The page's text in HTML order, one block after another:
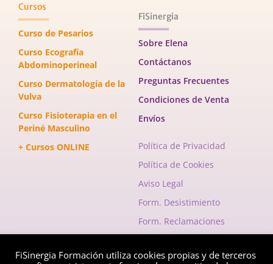
Cursos
Curso de Pesarios
Curso Ecografía
Abdominoperineal
Curso Dermatología de la
Vulva
Curso Fisioterapia en el
Periné Masculino
+ Cursos ONLINE
FiSinergia
Sobre Elena
Contáctanos
Preguntas Frecuentes
Condiciones de Venta
Envíos
Política de Privacidad
Política de Cookies
Aviso Legal
Form. Desistimiento
Form. Reclamaciones
EnvelopeInstagramFacebook-
FiSinergia Formación utiliza cookies propias y de terceros